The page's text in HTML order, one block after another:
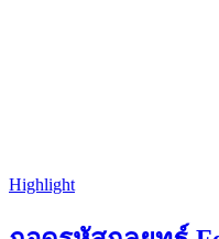
Highlight